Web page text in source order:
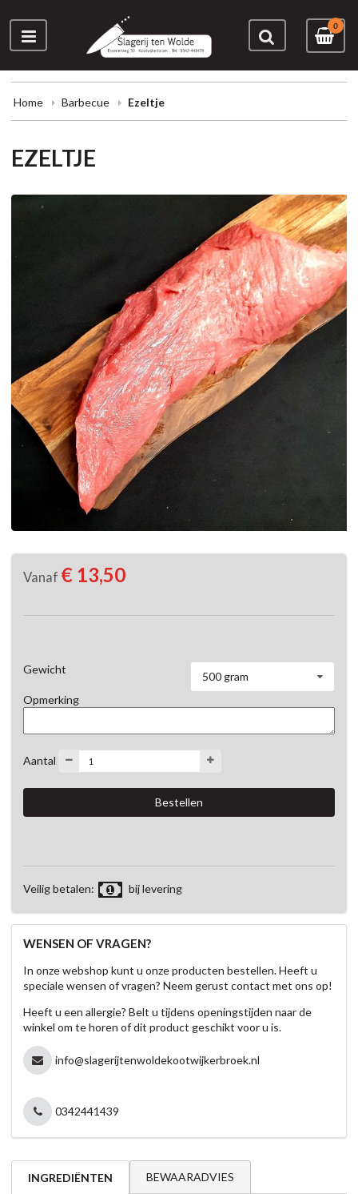
0
Home Barbecue Ezeltje
EZELTJE
Vanaf € 13,50
Gewicht
500 gram
Opmerking
Aantal
Veilig betalen: bij levering
WENSEN OF VRAGEN?
In onze webshop kunt u onze producten bestellen. Heeft u
speciale wensen of vragen? Neem gerust contact met ons op!
Heeft u een allergie? Belt u tijdens openingstijden naar de
winkel om te horen of dit product geschikt voor u is.
info@slagerijtenwoldekootwijkerbroek.nl
0342441439
INGREDIËNTEN BEWAARADVIES